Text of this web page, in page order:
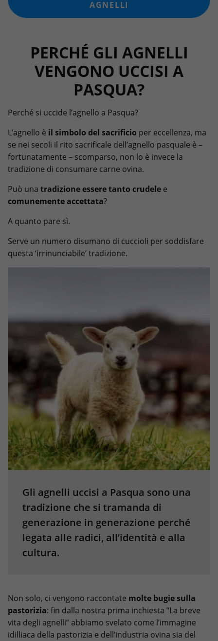
AGNELLI
PERCHÉ GLI AGNELLI
VENGONO UCCISI A
PASQUA?
Perché si uccide l’agnello a Pasqua?
L’agnello è il simbolo del sacrificio per eccellenza, ma
se nei secoli il rito sacrificale dell’agnello pasquale è –
fortunatamente – scomparso, non lo è invece la
tradizione di consumare carne ovina.
Può una tradizione essere tanto crudele e
comunemente accettata?
A quanto pare sì.
Serve un numero disumano di cuccioli per soddisfare
questa ‘irrinunciabile’ tradizione.
Gli agnelli uccisi a Pasqua sono una
tradizione che si tramanda di
generazione in generazione perché
legata alle radici, all’identità e alla
cultura.
Non solo, ci vengono raccontate molte bugie sulla
pastorizia: fin dalla nostra prima inchiesta “La breve
vita degli agnelli” abbiamo svelato come l’immagine
idilliaca della pastorizia e dell’industria ovina sia del